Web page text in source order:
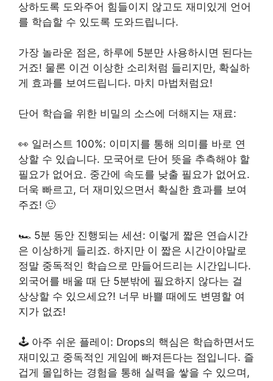
상하도록 도와주어 힘들이지 않고도 재미있게 언어
를 학습할 수 있도록 도와드립니다.
가장 놀라운 점은, 하루에 5분만 사용하시면 된다는
거죠! 물론 이건 이상한 소리처럼 들리지만, 확실하
게 효과를 보여드립니다. 마치 마법처럼요!
단어 학습을 위한 비밀의 소스에 더해지는 재료:
👀 일러스트 100%: 이미지를 통해 의미를 바로 연
상할 수 있습니다. 모국어로 단어 뜻을 추측해야 할
필요가 없어요. 중간에 속도를 낮출 필요가 없어요.
더욱 빠르고, 더 재미있으면서 확실한 효과를 보여
주죠! 🙂
🏎 5분 동안 진행되는 세션: 이렇게 짧은 연습시간
은 이상하게 들리죠. 하지만 이 짧은 시간이야말로
정말 중독적인 학습으로 만들어드리는 시간입니다.
외국어를 배울 때 단 5분밖에 필요하지 않다는 걸
상상할 수 있으세요?! 너무 바쁠 때에도 변명할 여
지가 없죠!
🕹 아주 쉬운 플레이: Drops의 핵심은 학습하면서도
재미있고 중독적인 게임에 빠져든다는 점입니다. 즐
겁게 몰입하는 경험을 통해 실력을 쌓을 수 있으며,